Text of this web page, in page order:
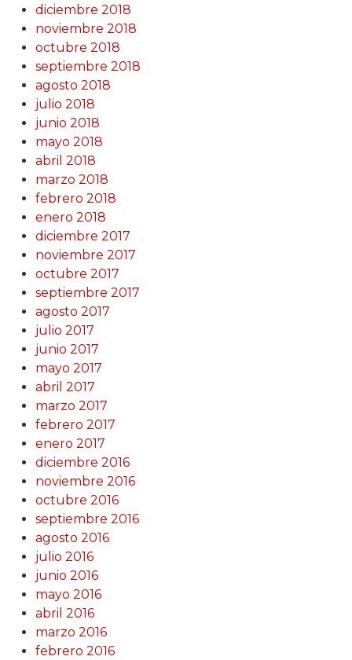
diciembre 2018
noviembre 2018
octubre 2018
septiembre 2018
agosto 2018
julio 2018
junio 2018
mayo 2018
abril 2018
marzo 2018
febrero 2018
enero 2018
diciembre 2017
noviembre 2017
octubre 2017
septiembre 2017
agosto 2017
julio 2017
junio 2017
mayo 2017
abril 2017
marzo 2017
febrero 2017
enero 2017
diciembre 2016
noviembre 2016
octubre 2016
septiembre 2016
agosto 2016
julio 2016
junio 2016
mayo 2016
abril 2016
marzo 2016
febrero 2016